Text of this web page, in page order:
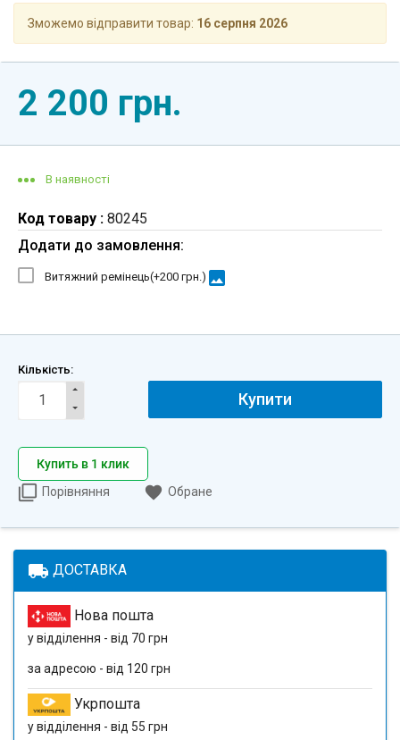
Зможемо відправити товар: 16 серпня 2026
2 200 грн.
В наявності
Код товару : 80245
Додати до замовлення:
Витяжний ремінець(+200 грн.) image
Кількість:
Купити
Купить в 1 клик
Порівняння
Обране
local_shipping ДОСТАВКА
Нова пошта
у відділення - від 70 грн
за адресою - від 120 грн
Укрпошта
у відділення - від 55 грн